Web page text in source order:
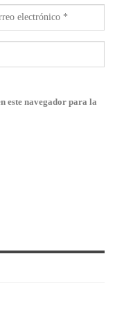
este navegador para la